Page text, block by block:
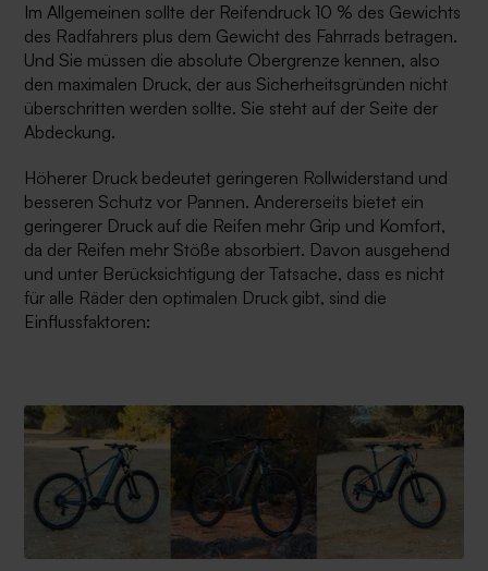
Im Allgemeinen sollte der Reifendruck 10 % des Gewichts
des Radfahrers plus dem Gewicht des Fahrrads betragen.
Und Sie müssen die absolute Obergrenze kennen, also
den maximalen Druck, der aus Sicherheitsgründen nicht
überschritten werden sollte. Sie steht auf der Seite der
Abdeckung.
Höherer Druck bedeutet geringeren Rollwiderstand und
besseren Schutz vor Pannen. Andererseits bietet ein
geringerer Druck auf die Reifen mehr Grip und Komfort,
da der Reifen mehr Stöße absorbiert. Davon ausgehend
und unter Berücksichtigung der Tatsache, dass es nicht
für alle Räder den optimalen Druck gibt, sind die
Einflussfaktoren: